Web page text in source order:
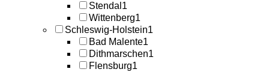
Stendal 1
Wittenberg1
Schleswig-Holstein1
Bad Malente1
Dithmarschen1
Flensburg1